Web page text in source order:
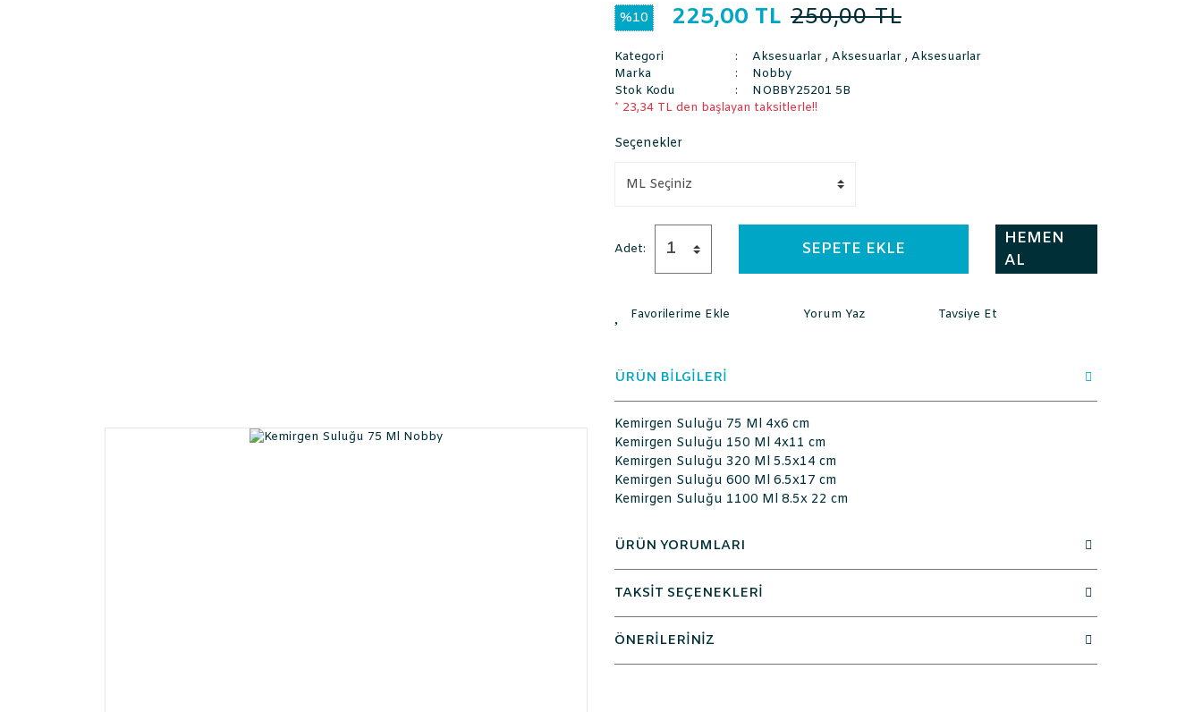
%10 225,00 TL 250,00 TL
Kategori Aksesuarlar , Aksesuarlar , Aksesuarlar
Marka
Nobby
Stok Kodu
NOBBY25201 5B
* 23,34 TL den başlayan taksitlerle!!
Seçenekler
Adet: SEPETE EKLE
HEMEN
AL
Yorum Yaz Tavsiye Et
ÜRÜN BİLGİLERİ
Kemirgen Suluğu 75 Ml 4x6 cm
Kemirgen Suluğu 150 Ml 4x11 cm
Kemirgen Suluğu 320 Ml 5.5x14 cm
Kemirgen Suluğu 600 Ml 6.5x17 cm
Kemirgen Suluğu 1100 Ml 8.5x 22 cm
ÜRÜN YORUMLARI
TAKSİT SEÇENEKLERİ
ÖNERİLERİNİZ